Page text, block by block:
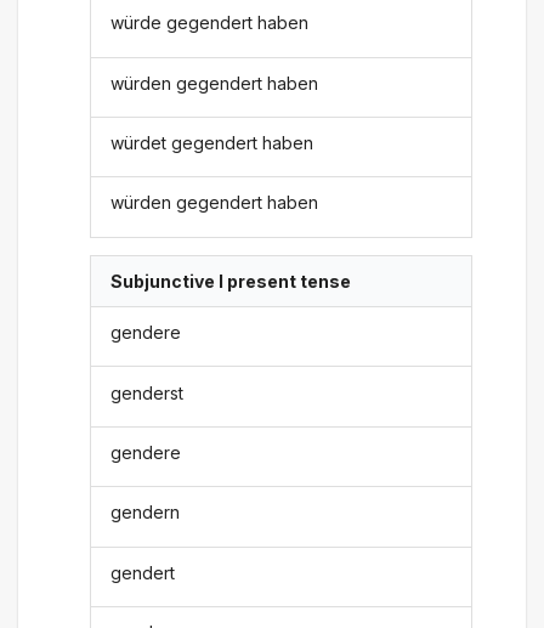
würde gegendert haben
würden gegendert haben
würdet gegendert haben
würden gegendert haben
Subjunctive I present tense
gendere
genderst
gendere
gendern
gendert